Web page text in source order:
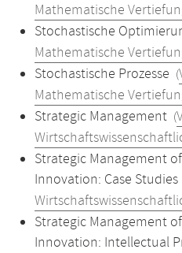
Mathematische
Stochastische
Mathematische
Stochastische Prozesse (
Mathematische
Strategic Management (
Strategic Management
Innovation: Case Studies
Strategic Management
Innovation: Intellectual